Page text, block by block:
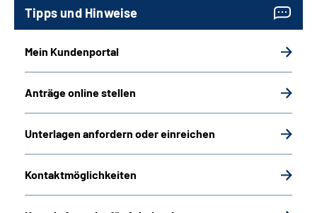
Tipps und Hinweise
Mein Kundenportal
Anträge online stellen
Unterlagen anfordern oder einreichen
Kontaktmöglichkeiten